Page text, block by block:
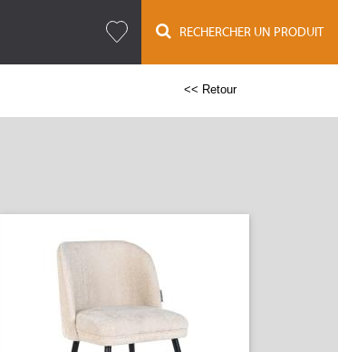
RECHERCHER UN PRODUIT
<< Retour